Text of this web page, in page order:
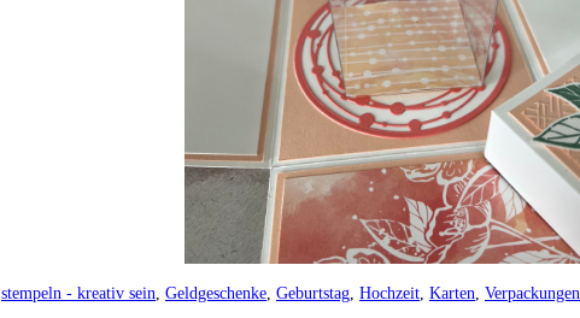
stempeln - kreativ sein Geldgeschenke Geburtstag Hochzeit Karten Verpackungen